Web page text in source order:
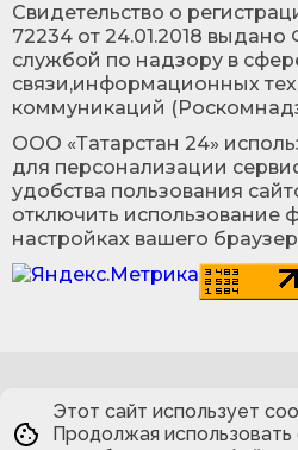
Cвидетельство о
72234 от 24.01.2018
службой по надзору в
связи,информационных
коммуникаций
ООО «Татарстан 24»
для персонализации
удобства пользования
отключить использование
настройках вашего
Этот сайт использует
Продолжая